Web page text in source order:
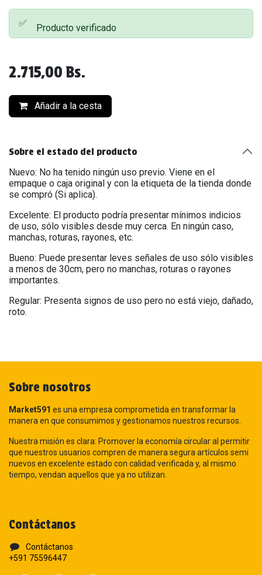
✅ Producto verificado
2.715,00 Bs.
Añadir a la cesta
Sobre el estado del producto
Nuevo: No ha tenido ningún uso previo. Viene en el
empaque o caja original y con la etiqueta de la tienda donde
se compró (Si aplica).
Excelente: El producto podría presentar mínimos indicios
de uso, sólo visibles desde muy cerca. En ningún caso,
manchas, roturas, rayones, etc.
Bueno: Puede presentar leves señales de uso sólo visibles
a menos de 30cm, pero no manchas, roturas o rayones
importantes.
Regular: Presenta signos de uso pero no está viejo, dañado,
roto.
Sobre nosotros
Market591 es una empresa comprometida en transformar la
manera en que consumimos y gestionamos nuestros recursos.
Nuestra misión es clara: Promover la economía circular al permitir
que nuestros usuarios compren de manera segura artículos semi
nuevos en excelente estado con calidad verificada y, al mismo
tiempo, vendan aquellos que ya no utilizan.
Contáctanos
Contáctanos
+591 75596447